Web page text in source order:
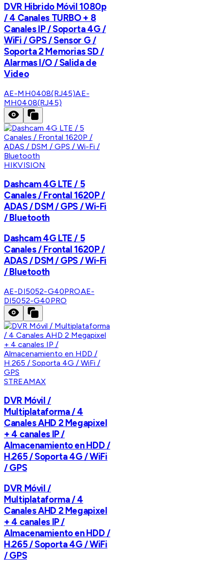
DVR Hibrido Móvil 1080p
/ 4 Canales TURBO + 8
Canales IP / Soporta 4G /
WiFi / GPS / Sensor G /
Soporta 2 Memorias SD /
Alarmas I/O / Salida de
Video
AE-MH0408(RJ45)AE-
MH0408(RJ45)
HIKVISION
Dashcam 4G LTE / 5
Canales / Frontal 1620P /
ADAS / DSM / GPS / Wi-Fi
/ Bluetooth
Dashcam 4G LTE / 5
Canales / Frontal 1620P /
ADAS / DSM / GPS / Wi-Fi
/ Bluetooth
AE-DI5052-G40PROAE-
DI5052-G40PRO
STREAMAX
DVR Móvil /
Multiplataforma / 4
Canales AHD 2 Megapixel
+ 4 canales IP /
Almacenamiento en HDD /
H.265 / Soporta 4G / WiFi
/ GPS
DVR Móvil /
Multiplataforma / 4
Canales AHD 2 Megapixel
+ 4 canales IP /
Almacenamiento en HDD /
H.265 / Soporta 4G / WiFi
/ GPS